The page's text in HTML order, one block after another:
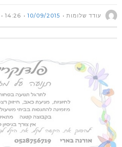
עודד שלומות 10/09/2015
14:26